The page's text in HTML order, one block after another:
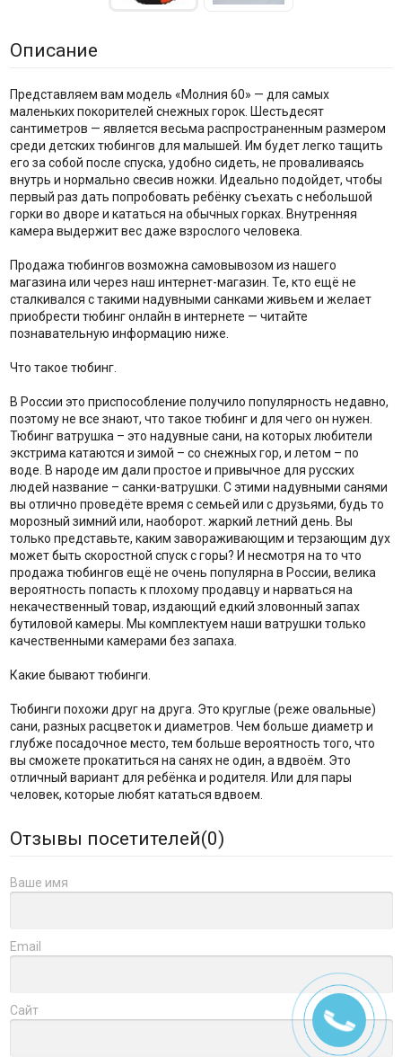
Описание
Представляем вам модель «Молния 60» — для самых
маленьких покорителей снежных горок. Шестьдесят
сантиметров — является весьма распространенным размером
среди детских тюбингов для малышей. Им будет легко тащить
его за собой после спуска, удобно сидеть, не проваливаясь
внутрь и нормально свесив ножки. Идеально подойдет, чтобы
первый раз дать попробовать ребёнку съехать с небольшой
горки во дворе и кататься на обычных горках. Внутренняя
камера выдержит вес даже взрослого человека.
Продажа тюбингов возможна самовывозом из нашего
магазина или через наш интернет-магазин. Те, кто ещё не
сталкивался с такими надувными санками живьем и желает
приобрести тюбинг онлайн в интернете — читайте
познавательную информацию ниже.
Что такое тюбинг.
В России это приспособление получило популярность недавно,
поэтому не все знают, что такое тюбинг и для чего он нужен.
Тюбинг ватрушка – это надувные сани, на которых любители
экстрима катаются и зимой – со снежных гор, и летом – по
воде. В народе им дали простое и привычное для русских
людей название – санки-ватрушки. С этими надувными санями
вы отлично проведёте время с семьей или с друзьями, будь то
морозный зимний или, наоборот. жаркий летний день. Вы
только представьте, каким завораживающим и терзающим дух
может быть скоростной спуск с горы? И несмотря на то что
продажа тюбингов ещё не очень популярна в России, велика
вероятность попасть к плохому продавцу и нарваться на
некачественный товар, издающий едкий зловонный запах
бутиловой камеры. Мы комплектуем наши ватрушки только
качественными камерами без запаха.
Какие бывают тюбинги.
Тюбинги похожи друг на друга. Это круглые (реже овальные)
сани, разных расцветок и диаметров. Чем больше диаметр и
глубже посадочное место, тем больше вероятность того, что
вы сможете прокатиться на санях не один, а вдвоём. Это
отличный вариант для ребёнка и родителя. Или для пары
человек, которые любят кататься вдвоем.
Отзывы посетителей(0)
Ваше имя
Email
Сайт